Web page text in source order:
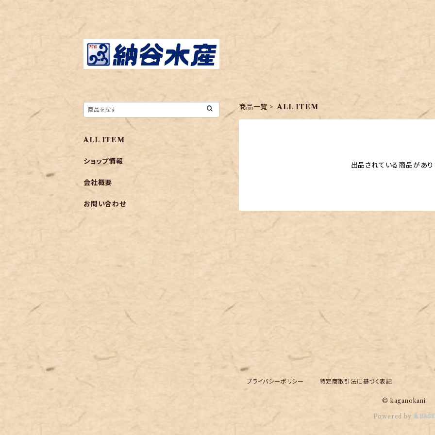
商品一覧 ALL ITEM
出品されている商品があり
ALL ITEM
ショップ情報
会社概要
お問い合わせ
プライバシーポリシー 特定商取引法に基づく表記
© kaganokani
Powered by